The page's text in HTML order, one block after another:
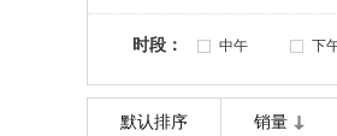
时段： 中午 下
默认排序 销量